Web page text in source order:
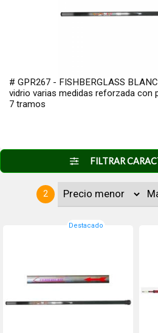
# GPR267 - FISHBERGLASS
vidrio varias medidas reforzada con
7 tramos
FILTRAR
2
Destacado